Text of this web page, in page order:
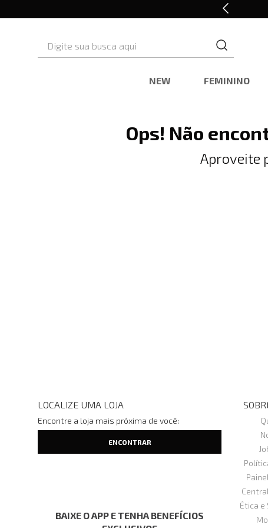
NEW FEMININO
Ops! Não
Aproveite
LOCALIZE UMA LOJA
Encontre a loja mais próxima de você:
BAIXE O APP E TENHA BENEFÍCIOS
Ética